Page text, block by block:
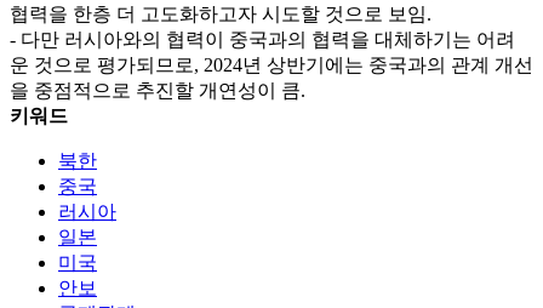
협력을 한층 더 고도화하고자 시도할 것으로 보임.
- 다만 러시아와의 협력이 중국과의 협력을 대체하기는 어려
운 것으로 평가되므로, 2024년 상반기에는 중국과의 관계 개선
을 중점적으로 추진할 개연성이 큼.
키워드
북한
중국
러시아
일본
미국
안보